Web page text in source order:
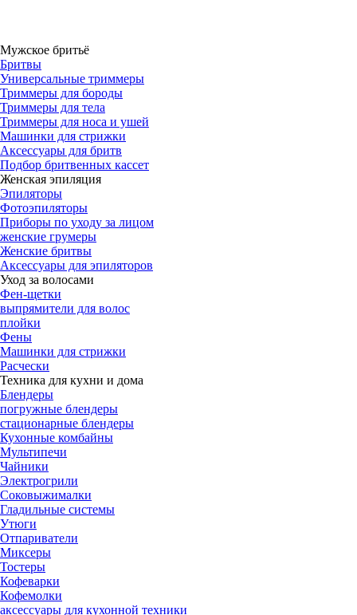
Мужское бритьё
Бритвы
Универсальные триммеры
Триммеры для бороды
Триммеры для тела
Триммеры для носа и ушей
Машинки для стрижки
Аксессуары для бритв
Подбор бритвенных кассет
Женская эпиляция
Эпиляторы
Фотоэпиляторы
Приборы по уходу за лицом
женские грумеры
Женские бритвы
Аксессуары для эпиляторов
Уход за волосами
Фен-щетки
выпрямители для волос
плойки
Фены
Машинки для стрижки
Расчески
Техника для кухни и дома
Блендеры
погружные блендеры
стационарные блендеры
Кухонные комбайны
Мультипечи
Чайники
Электрогрили
Соковыжималки
Гладильные системы
Утюги
Отпариватели
Миксеры
Тостеры
Кофеварки
Кофемолки
аксессуары для кухонной техники